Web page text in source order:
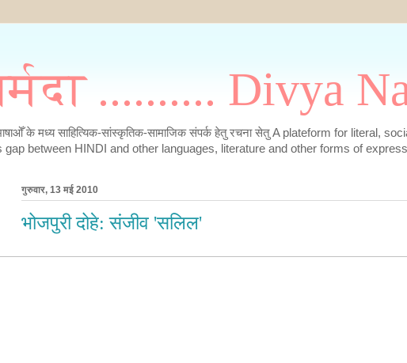
.......... Divya
भाषाओँ के मध्य साहित्यिक-सांस्कृतिक-सामाजिक संपर्क हेतु रचना सेतु A plateform for literal,
between HINDI and other languages, literature and other forms of
गुरुवार, 13 मई 2010
भोजपुरी दोहे: संजीव 'सलिल'